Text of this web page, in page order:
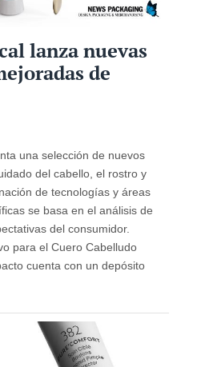
lanza nuevas
de
una selección de nuevos
del cabello, el rostro y
de tecnologías y áreas
se basa en el análisis de
del consumidor.
para el Cuero Cabelludo
cuenta con un depósito